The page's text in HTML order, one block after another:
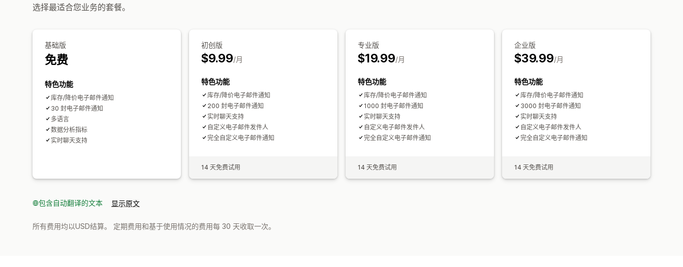
选择最适合您业务的套餐。
基础版
免费
特色功能
库存/降价电子邮件通知
30 封电子邮件通知
多语言
数据分析指标
实时聊天支持
初创版
$9.99/月
特色功能
库存/降价电子邮件通知
200 封电子邮件通知
实时聊天支持
自定义电子邮件发件人
完全自定义电子邮件通知
14 天免费试用
专业版
$19.99/月
特色功能
库存/降价电子邮件通知
1000 封电子邮件通知
实时聊天支持
自定义电子邮件发件人
完全自定义电子邮件通知
14 天免费试用
企业版
$39.99/月
特色功能
库存/降价电子邮件通知
3000 封电子邮件通知
实时聊天支持
自定义电子邮件发件人
完全自定义电子邮件通知
14 天免费试用
包含自动翻译的文本 显示原文
所有费用均以USD结算。 定期费用和基于使用情况的费用每 30 天收取一次。